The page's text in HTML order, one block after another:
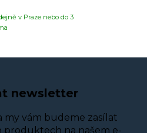
v Praze nebo do 3
newsletter
my vám budeme zasílat
produktech na našem e-